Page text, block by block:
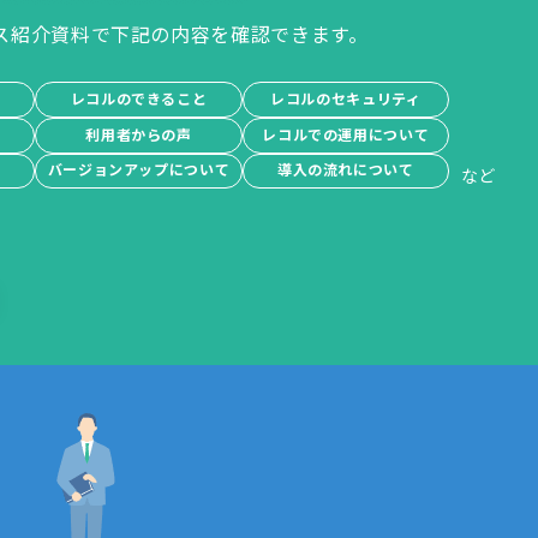
紹介資料で下記の内容を確認できます。
レコルのできること
レコルのセキュリティ
利用者からの声
レコルでの運用について
バージョンアップについて 導入の流れについて